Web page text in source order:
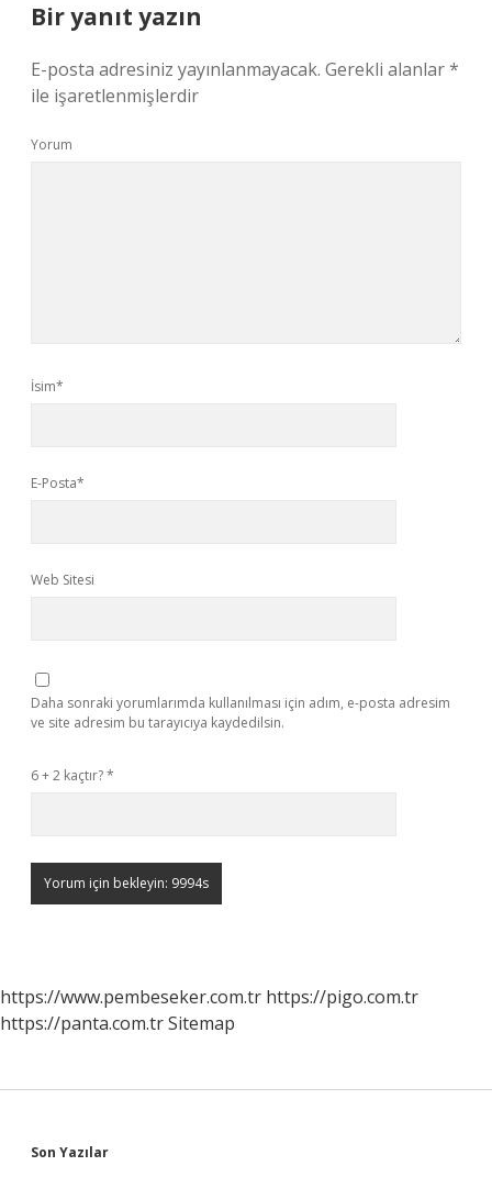
Bir yanıt yazın
E-posta adresiniz yayınlanmayacak. Gerekli alanlar*
ile işaretlenmişlerdir
Yorum
İsim*
E-Posta*
Web Sitesi
Daha sonraki yorumlarımda kullanılması için adım, e-posta adresim
ve site adresim bu tarayıcıya kaydedilsin.
6 + 2 kaçtır?*
https://www.pembeseker.com.tr https://pigo.com.tr
https://panta.com.trSitemap
Sidebar
Son Yazılar